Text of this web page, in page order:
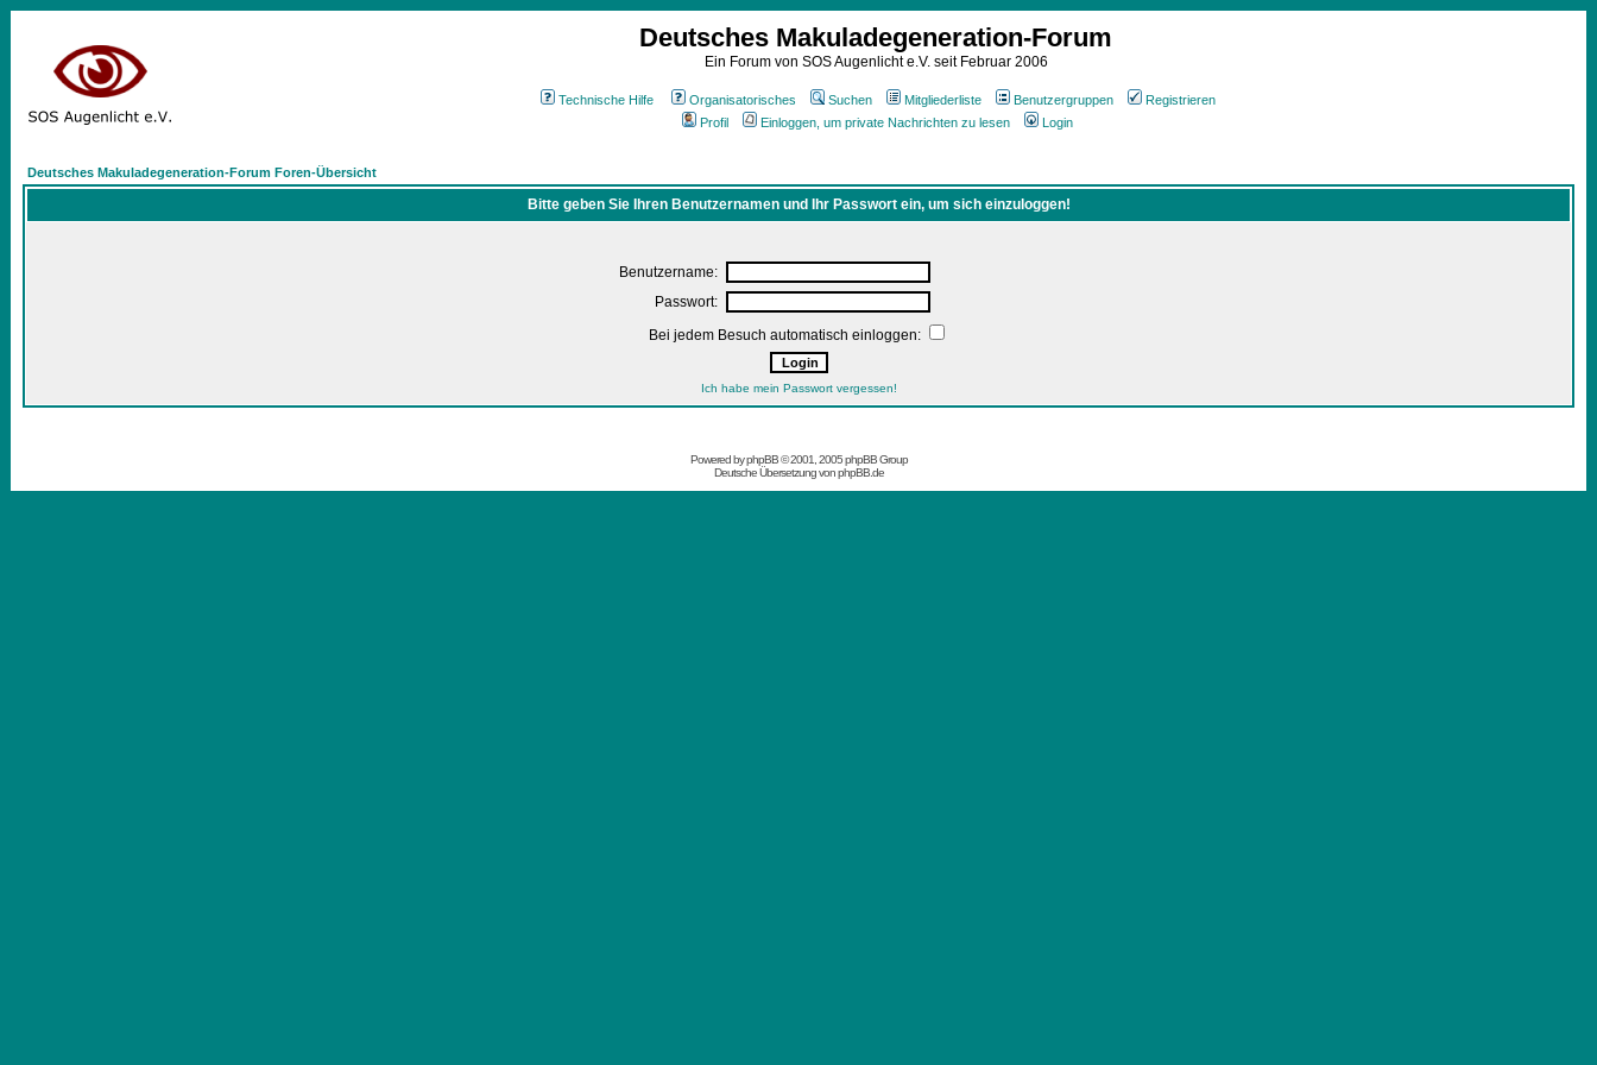
Deutsches Makuladegeneration-Forum
Ein Forum von SOS Augenlicht e.V. seit Februar 2006
Technische Hilfe Organisatorisches Suchen Mitgliederliste Benutzergruppen
Registrieren
Profil
Einloggen, um private Nachrichten zu lesen Login
Deutsches Makuladegeneration-Forum Foren-Übersicht
Bitte geben Sie Ihren Benutzernamen und Ihr Passwort ein, um sich einzuloggen!
Benutzername:
Passwort:
Bei jedem Besuch automatisch einloggen:
Ich habe mein Passwort vergessen!
Powered byphpBB© 2001, 2005 phpBB Group
Deutsche Übersetzung vonphpBB.de